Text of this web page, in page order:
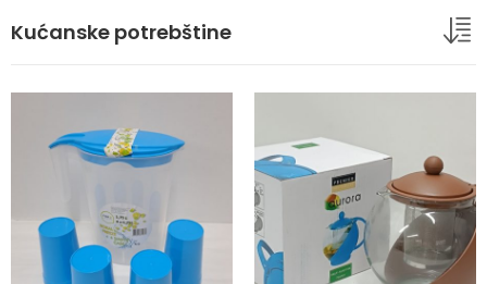
Kućanske potrebštine